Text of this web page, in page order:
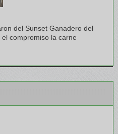
del Sunset Ganadero del
compromiso la carne